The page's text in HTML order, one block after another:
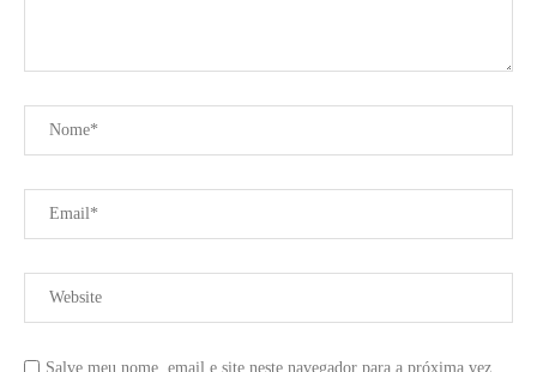
Salve meu nome, email e site neste navegador para a próxima vez